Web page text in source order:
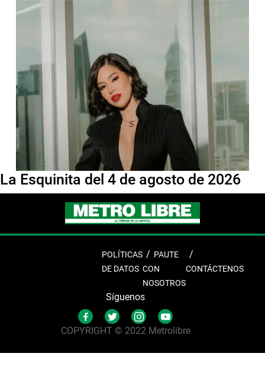
La Esquinita del 4 de agosto de 2026
POLÍTICAS
DE DATOS
PAUTE
CON
NOSOTROS
CONTÁCTENOS
Síguenos
COPYRIGHT © 2022 Metrolibre